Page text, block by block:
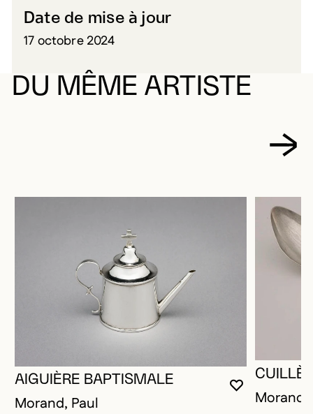
Date de mise à jour
17 octobre 2024
DU MÊME ARTISTE
VOUS
FERMER
OUVRIR LA
AIGUIÈRE BAPTISMALE
Morand, Paul Morand,